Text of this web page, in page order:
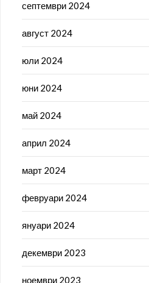
септември 2024
август 2024
юли 2024
юни 2024
май 2024
април 2024
март 2024
февруари 2024
януари 2024
декември 2023
ноември 2023